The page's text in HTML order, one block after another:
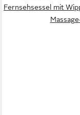
Fernsehsessel mit